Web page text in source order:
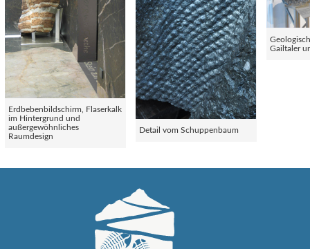
Erdbebenbildschirm, Flaserkalk
im Hintergrund und
außergewöhnliches
Raumdesign
Detail vom Schuppenbaum
Gailtaler